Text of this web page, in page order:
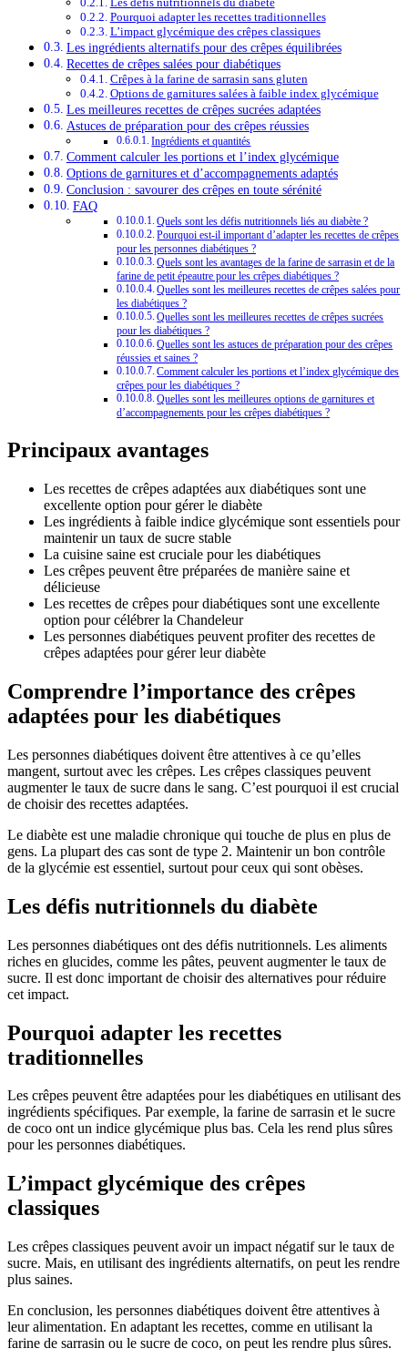
Pourquoi adapter les recettes traditionnelles
L’impact glycémique des crêpes classiques
Les ingrédients alternatifs pour des crêpes équilibrées
Recettes de crêpes salées pour diabétiques
Crêpes à la farine de sarrasin sans gluten
Options de garnitures salées à faible index glycémique
Les meilleures recettes de crêpes sucrées adaptées
Astuces de préparation pour des crêpes réussies
Ingrédients et quantités
Comment calculer les portions et l’index glycémique
Options de garnitures et d’accompagnements adaptés
Conclusion : savourer des crêpes en toute sérénité
FAQ
Quels sont les défis nutritionnels liés au diabète ?
Pourquoi est-il important d’adapter les recettes de crêpes
pour les personnes diabétiques ?
Quels sont les avantages de la farine de sarrasin et de la
farine de petit épeautre pour les crêpes diabétiques ?
Quelles sont les meilleures recettes de crêpes salées pour
les diabétiques ?
Quelles sont les meilleures recettes de crêpes sucrées
pour les diabétiques ?
Quelles sont les astuces de préparation pour des crêpes
réussies et saines ?
Comment calculer les portions et l’index glycémique des
crêpes pour les diabétiques ?
Quelles sont les meilleures options de garnitures et
d’accompagnements pour les crêpes diabétiques ?
Principaux avantages
Les recettes de crêpes adaptées aux diabétiques sont une
excellente option pour gérer le diabète
Les ingrédients à faible indice glycémique sont essentiels pour
maintenir un taux de sucre stable
La cuisine saine est cruciale pour les diabétiques
Les crêpes peuvent être préparées de manière saine et
délicieuse
Les recettes de crêpes pour diabétiques sont une excellente
option pour célébrer la Chandeleur
Les personnes diabétiques peuvent profiter des recettes de
crêpes adaptées pour gérer leur diabète
Comprendre l’importance des crêpes
adaptées pour les diabétiques
Les personnes diabétiques doivent être attentives à ce qu’elles
mangent, surtout avec les crêpes. Les crêpes classiques peuvent
augmenter le taux de sucre dans le sang. C’est pourquoi il est crucial
de choisir des recettes adaptées.
Le diabète est une maladie chronique qui touche de plus en plus de
gens. La plupart des cas sont de type 2. Maintenir un bon contrôle
de la glycémie est essentiel, surtout pour ceux qui sont obèses.
Les défis nutritionnels du diabète
Les personnes diabétiques ont des défis nutritionnels. Les aliments
riches en glucides, comme les pâtes, peuvent augmenter le taux de
sucre. Il est donc important de choisir des alternatives pour réduire
cet impact.
Pourquoi adapter les recettes
traditionnelles
Les crêpes peuvent être adaptées pour les diabétiques en utilisant des
ingrédients spécifiques. Par exemple, la farine de sarrasin et le sucre
de coco ont un indice glycémique plus bas. Cela les rend plus sûres
pour les personnes diabétiques.
L’impact glycémique des crêpes
classiques
Les crêpes classiques peuvent avoir un impact négatif sur le taux de
sucre. Mais, en utilisant des ingrédients alternatifs, on peut les rendre
plus saines.
En conclusion, les personnes diabétiques doivent être attentives à
leur alimentation. En adaptant les recettes, comme en utilisant la
farine de sarrasin ou le sucre de coco, on peut les rendre plus sûres.